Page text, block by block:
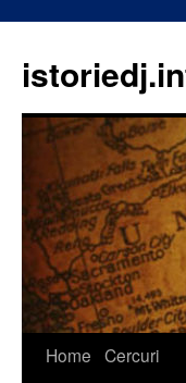
Skip
Home Cercuri